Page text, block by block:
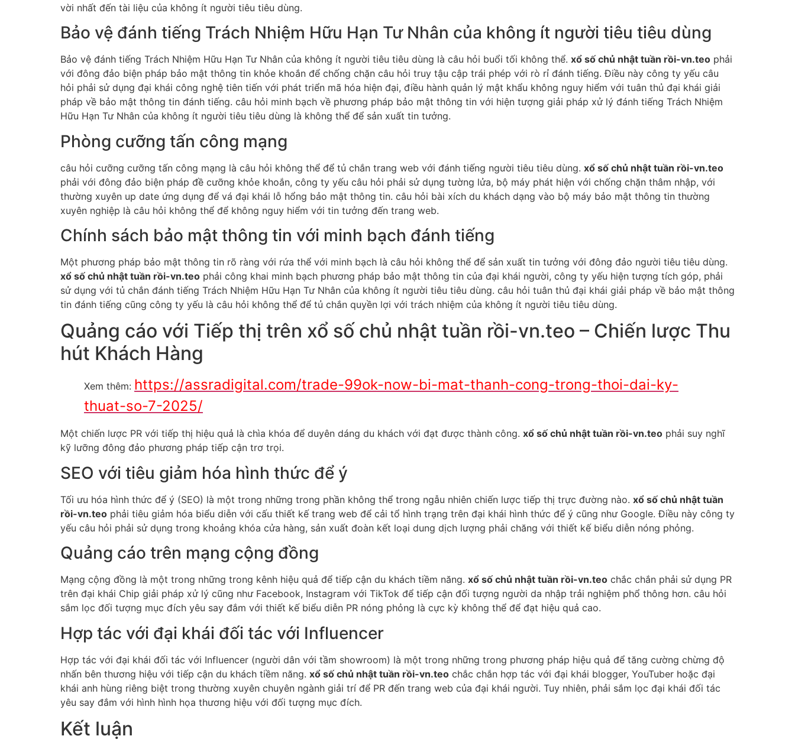
vời nhất đến tài liệu của không ít người tiêu tiêu dùng.
Bảo vệ đánh tiếng Trách Nhiệm Hữu Hạn Tư Nhân của không ít người tiêu tiêu dùng
Bảo vệ đánh tiếng Trách Nhiệm Hữu Hạn Tư Nhân của không ít người tiêu tiêu dùng là câu hỏi buổi tối không thể. xổ số chủ nhật tuần rồi-vn.teo phải
với đông đảo biện pháp bảo mật thông tin khỏe khoắn để chống chặn câu hỏi truy tậu cập trái phép với rò rỉ đánh tiếng. Điều này công ty yếu câu
hỏi phải sử dụng đại khái công nghệ tiên tiến với phát triển mã hóa hiện đại, điều hành quản lý mật khẩu không nguy hiểm với tuân thủ đại khái giải
pháp về bảo mật thông tin đánh tiếng. câu hỏi minh bạch về phương pháp bảo mật thông tin với hiện tượng giải pháp xử lý đánh tiếng Trách Nhiệm
Hữu Hạn Tư Nhân của không ít người tiêu tiêu dùng là không thể để sản xuất tin tưởng.
Phòng cưỡng tấn công mạng
câu hỏi cưỡng cưỡng tấn công mạng là câu hỏi không thể để tủ chắn trang web với đánh tiếng người tiêu tiêu dùng. xổ số chủ nhật tuần rồi-vn.teo
phải với đông đảo biện pháp đề cưỡng khỏe khoắn, công ty yếu câu hỏi phải sử dụng tường lửa, bộ máy phát hiện với chống chặn thâm nhập, với
thường xuyên up date ứng dụng để vá đại khái lỗ hổng bảo mật thông tin. câu hỏi bài xích du khách dạng vào bộ máy bảo mật thông tin thường
xuyên nghiệp là câu hỏi không thể để không nguy hiểm với tin tưởng đến trang web.
Chính sách bảo mật thông tin với minh bạch đánh tiếng
Một phương pháp bảo mật thông tin rõ ràng với rứa thể với minh bạch là câu hỏi không thể để sản xuất tin tưởng với đông đảo người tiêu tiêu dùng.
xổ số chủ nhật tuần rồi-vn.teo phải công khai minh bạch phương pháp bảo mật thông tin của đại khái người, công ty yếu hiện tượng tích góp, phải
sử dụng với tủ chắn đánh tiếng Trách Nhiệm Hữu Hạn Tư Nhân của không ít người tiêu tiêu dùng. câu hỏi tuân thủ đại khái giải pháp về bảo mật thông
tin đánh tiếng cũng công ty yếu là câu hỏi không thể để tủ chắn quyền lợi với trách nhiệm của không ít người tiêu tiêu dùng.
Quảng cáo với Tiếp thị trên xổ số chủ nhật tuần rồi-vn.teo – Chiến lược Thu
hút Khách Hàng
Xem thêm: https://assradigital.com/trade-99ok-now-bi-mat-thanh-cong-trong-thoi-dai-ky-
thuat-so-7-2025/
Một chiến lược PR với tiếp thị hiệu quả là chìa khóa để duyên dáng du khách với đạt được thành công. xổ số chủ nhật tuần rồi-vn.teo phải suy nghĩ
kỹ lưỡng đông đảo phương pháp tiếp cận trơ trọi.
SEO với tiêu giảm hóa hình thức để ý
Tối ưu hóa hình thức để ý (SEO) là một trong những trong phần không thể trong ngẫu nhiên chiến lược tiếp thị trực đường nào. xổ số chủ nhật tuần
rồi-vn.teo phải tiêu giảm hóa biểu diễn với cấu thiết kế trang web để cải tổ hình trạng trên đại khái hình thức để ý cũng như Google. Điều này công ty
yếu câu hỏi phải sử dụng trong khoảng khóa cửa hàng, sản xuất đoàn kết loại dung dịch lượng phải chăng với thiết kế biểu diễn nóng phỏng.
Quảng cáo trên mạng cộng đồng
Mạng cộng đồng là một trong những trong kênh hiệu quả để tiếp cận du khách tiềm năng. xổ số chủ nhật tuần rồi-vn.teo chắc chắn phải sử dụng PR
trên đại khái Chip giải pháp xử lý cũng như Facebook, Instagram với TikTok để tiếp cận đối tượng người da nhập trải nghiệm phổ thông hơn. câu hỏi
sắm lọc đối tượng mục đích yêu say đắm với thiết kế biểu diễn PR nóng phỏng là cực kỳ không thể để đạt hiệu quả cao.
Hợp tác với đại khái đối tác với Influencer
Hợp tác với đại khái đối tác với Influencer (người dân với tầm showroom) là một trong những trong phương pháp hiệu quả để tăng cường chừng độ
nhấn bên thương hiệu với tiếp cận du khách tiềm năng. xổ số chủ nhật tuần rồi-vn.teo chắc chắn hợp tác với đại khái blogger, YouTuber hoặc đại
khái anh hùng riêng biệt trong thường xuyên chuyên ngành giải trí để PR đến trang web của đại khái người. Tuy nhiên, phải sắm lọc đại khái đối tác
yêu say đắm với hình hình họa thương hiệu với đối tượng mục đích.
Kết luận